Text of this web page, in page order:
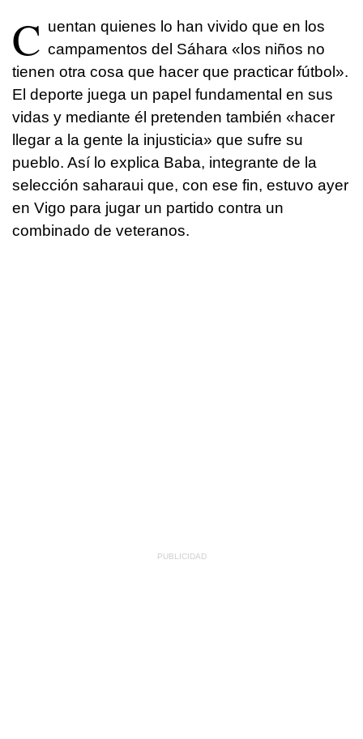
C uentan quienes lo han vivido que en los
campamentos del Sáhara «los niños no
tienen otra cosa que hacer que practicar fútbol».
El deporte juega un papel fundamental en sus
vidas y mediante él pretenden también «hacer
llegar a la gente la injusticia» que sufre su
pueblo. Así lo explica Baba, integrante de la
selección saharaui que, con ese fin, estuvo ayer
en Vigo para jugar un partido contra un
combinado de veteranos.